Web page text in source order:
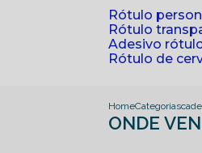
rótulo
rótulo
adesivo
rótulo de
HomeCategorias
ONDE